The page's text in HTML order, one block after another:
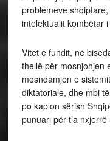
problemeve
intelektualit kombëtar
Vitet e fundit, në
thellë për mosnjohjen
mosndamjen e
diktatoriale, dhe mbi
po kaplon sërish
punuari për t’a